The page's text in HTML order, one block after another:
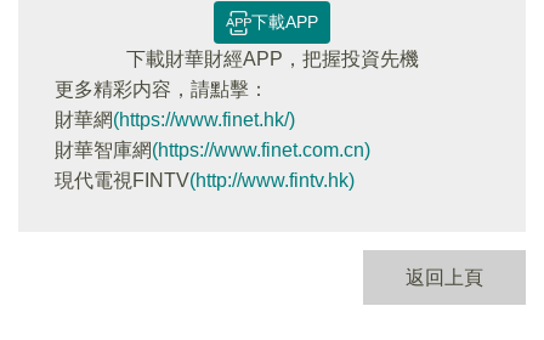
下載APP
下載財華財經APP，把握投資先機
更多精彩内容，請點擊：
財華網(https://www.finet.hk/)
財華智庫網(https://www.finet.com.cn)
現代電視FINTV(http://www.fintv.hk)
返回上頁